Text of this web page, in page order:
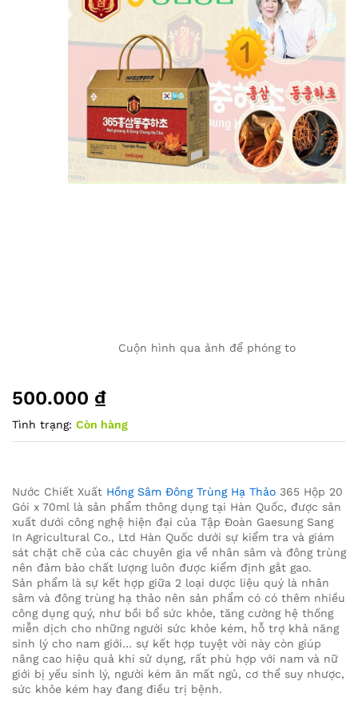
Cuộn hình qua ảnh để phóng to
500.000 ₫
Tình trạng: Còn hàng
Nước Chiết Xuất Hồng Sâm Đông Trùng Hạ Thảo 365 Hộp 20
Gói x 70ml là sản phẩm thông dụng tại Hàn Quốc, được sản
xuất dưới công nghệ hiện đại của Tập Đoàn Gaesung Sang
In Agricultural Co., Ltd Hàn Quốc dưới sự kiểm tra và giám
sát chặt chẽ của các chuyên gia về nhân sâm và đông trùng
nên đảm bảo chất lượng luôn được kiểm định gắt gao.
Sản phẩm là sự kết hợp giữa 2 loại dược liệu quý là nhân
sâm và đông trùng hạ thảo nên sản phẩm có có thêm nhiều
công dụng quý, như bồi bổ sức khỏe, tăng cường hệ thống
miễn dịch cho những người sức khỏe kém, hỗ trợ khả năng
sinh lý cho nam giới… sự kết hợp tuyệt vời này còn giúp
nâng cao hiệu quả khi sử dụng, rất phù hợp với nam và nữ
giới bị yếu sinh lý, người kém ăn mất ngủ, cơ thể suy nhược,
sức khỏe kém hay đang điều trị bệnh.